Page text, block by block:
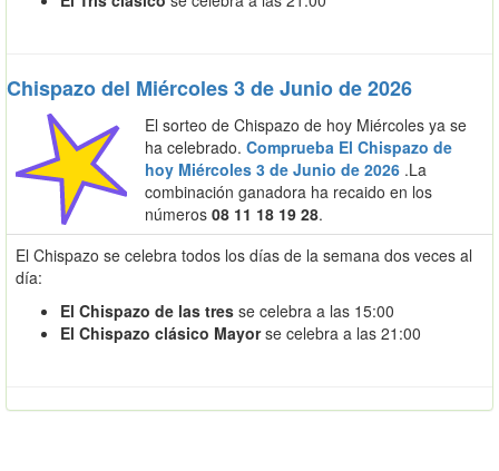
Chispazo del Miércoles 3 de Junio de 2026
El sorteo de Chispazo de hoy Miércoles ya se
ha celebrado. Comprueba El Chispazo de
hoy Miércoles 3 de Junio de 2026 .La
combinación ganadora ha recaido en los
números 08 11 18 19 28.
El Chispazo se celebra todos los días de la semana dos veces al
día:
El Chispazo de las tres se celebra a las 15:00
El Chispazo clásico Mayorse celebra a las 21:00